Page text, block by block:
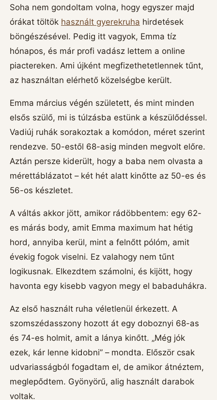
Soha nem gondoltam volna, hogy egyszer majd
órákat töltök használt gyerekruha hirdetések
böngészésével. Pedig itt vagyok, Emma tíz
hónapos, és már profi vadász lettem a online
piactereken. Ami újként megfizethetetlennek tűnt,
az használtan elérhető közelségbe került.
Emma március végén született, és mint minden
elsős szülő, mi is túlzásba estünk a készülődéssel.
Vadiúj ruhák sorakoztak a komódon, méret szerint
rendezve. 50-estől 68-asig minden megvolt előre.
Aztán persze kiderült, hogy a baba nem olvasta a
mérettáblázatot – két hét alatt kinőtte az 50-es és
56-os készletet.
A váltás akkor jött, amikor rádöbbentem: egy 62-
es márás body, amit Emma maximum hat hétig
hord, annyiba kerül, mint a felnőtt pólóm, amit
évekig fogok viselni. Ez valahogy nem tűnt
logikusnak. Elkezdtem számolni, és kijött, hogy
havonta egy kisebb vagyon megy el babaduhákra.
Az első használt ruha véletlenül érkezett. A
szomszédasszony hozott át egy doboznyi 68-as
és 74-es holmit, amit a lánya kinőtt. „Még jók
ezek, kár lenne kidobni” – mondta. Először csak
udvariasságból fogadtam el, de amikor átnéztem,
meglepődtem. Gyönyörű, alig használt darabok
voltak.